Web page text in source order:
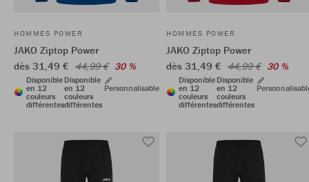
HOMMES POWER
JAKO Ziptop Power
dès 31,49 € 44,99 € 30 %
Disponible
en 12
couleurs
différentes
Disponible
en 12
couleurs
différentes
Personnalisable
HOMMES POWER
JAKO Ziptop Power
dès 31,49 € 44,99 € 30 %
Disponible
en 12
couleurs
différentes
Disponible
en 12
couleurs
différentes